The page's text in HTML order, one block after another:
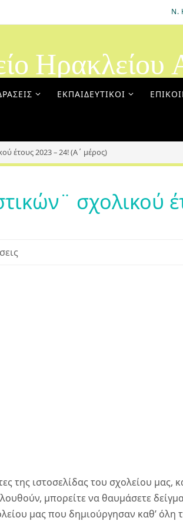
Ν.
Ηρακλείου
ΕΚΠΑΙΔΕΥΤΙΚΟΊ
έτους 2023 – 24! (Α΄ μέρος)
σχολικού
της ιστοσελίδας του σχολείου μας,
μπορείτε να θαυμάσετε
μας που δημιούργησαν καθ’ όλη